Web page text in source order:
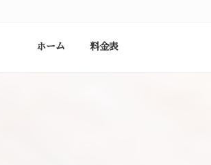
ホーム 料金表